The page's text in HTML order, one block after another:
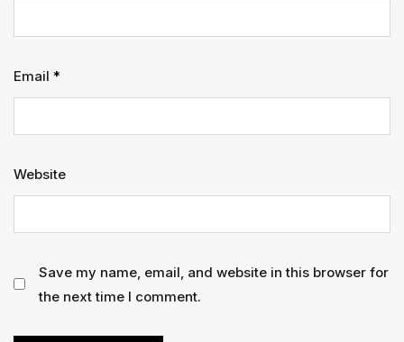
Email *
Website
Save my name, email, and website in this browser for
the next time I comment.